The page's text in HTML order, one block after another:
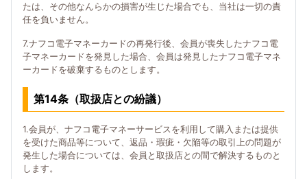
たは、その他なんらかの損害が生じた場合でも、当社は一切の責
任を負いません。
7.ナフコ電子マネーカードの再発行後、会員が喪失したナフコ電
子マネーカードを発見した場合、会員は発見したナフコ電子マネ
ーカードを破棄するものとします。
第14条（取扱店との紛議）
1.会員が、ナフコ電子マネーサービスを利用して購入または提供
を受けた商品等について、返品・瑕疵・欠陥等の取引上の問題が
発生した場合については、会員と取扱店との間で解決するものと
します。